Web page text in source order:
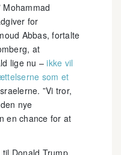
for
Abbas, fortalte
at
lige nu –ikke vil
som et
”Vi tror,
nye
en chance for at
Donald Trump